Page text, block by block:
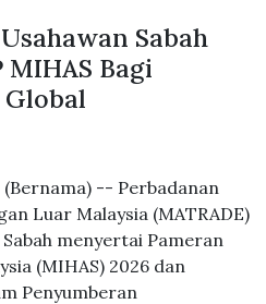
Sabah
Bagi
Global
(Bernama) -- Perbadanan
Luar Malaysia (MATRADE)
menyertai Pameran
(MIHAS) 2026 dan
Penyumberan